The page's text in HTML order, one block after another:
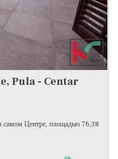
Pula - Centar
самом Центре, площадью 76,38